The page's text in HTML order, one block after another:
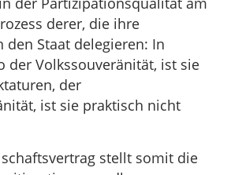
derer, die ihre
den Staat delegieren: In
der Volkssouveränität, ist sie
der
ist sie praktisch nicht
stellt somit die